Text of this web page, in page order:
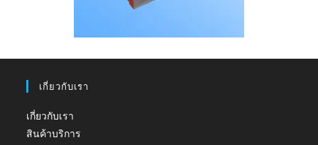
เกี่ยวกับเรา
เกี่ยวกับเรา
สินค้าบริการ